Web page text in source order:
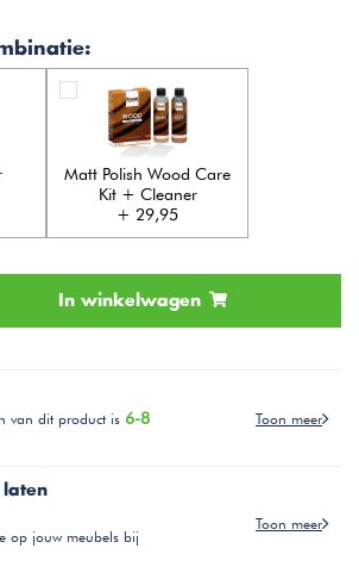
Matt Polish Wood Care
Kit + Cleaner
+ 29,95
In winkelwagen
van dit product is 6-8
Toon meer
laten
op jouw meubels bij
Toon meer